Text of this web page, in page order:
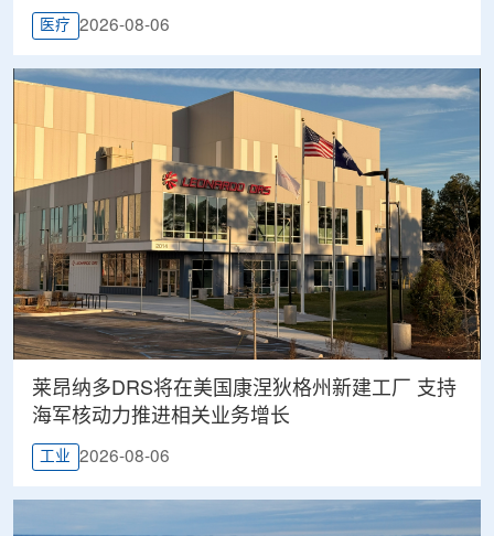
医疗 2026-08-06
莱昂纳多DRS将在美国康涅狄格州新建工厂 支持
海军核动力推进相关业务增长
工业 2026-08-06